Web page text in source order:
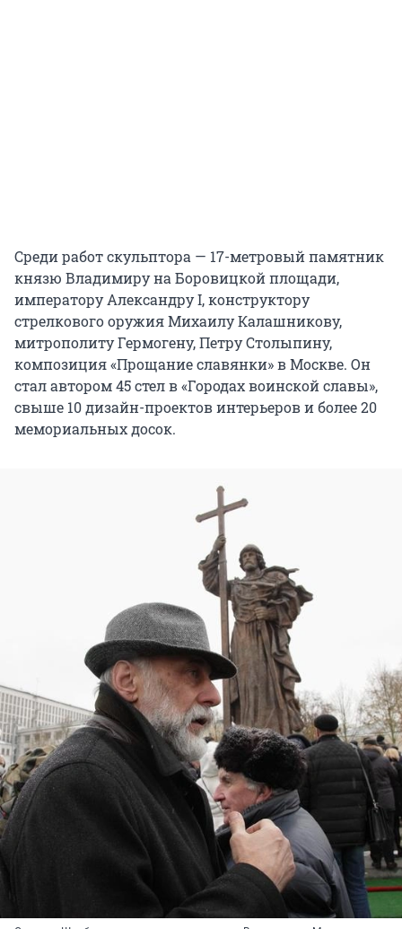
Среди работ скульптора — 17-метровый памятник
князю Владимиру на Боровицкой площади,
императору Александру I, конструктору
стрелкового оружия Михаилу Калашникову,
митрополиту Гермогену, Петру Столыпину,
композиция «Прощание славянки» в Москве. Он
стал автором 45 стел в «Городах воинской славы»,
свыше 10 дизайн-проектов интерьеров и более 20
мемориальных досок.